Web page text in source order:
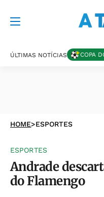
ÚLTIMAS NOTÍCIAS COPA
HOME>ESPORTES
ESPORTES
Andrade
do Flamengo